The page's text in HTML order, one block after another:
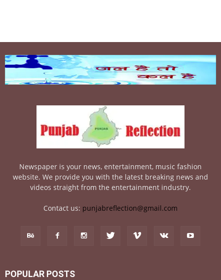
Newspaper is your news, entertainment, music fashion
website. We provide you with the latest breaking news and
videos straight from the entertainment industry.
Contact us: punjabreflection@gmail.com
POPULAR POSTS